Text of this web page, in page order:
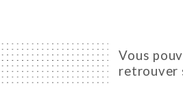
Vous
retrouver